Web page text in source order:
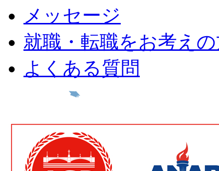
メッセージ
就職・転職をお考え
よくある質問